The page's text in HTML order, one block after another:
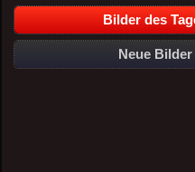
Bilder des
Neue Bilder